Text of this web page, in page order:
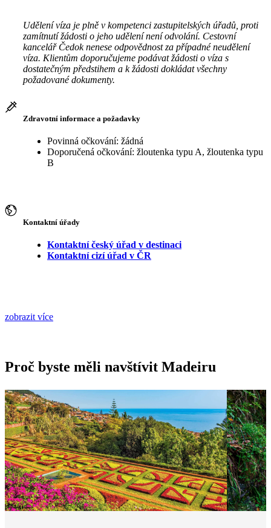
Udělení víza je plně v kompetenci zastupitelských úřadů, proti
zamítnutí žádosti o jeho udělení není odvolání. Cestovní
kancelář Čedok nenese odpovědnost za případné neudělení
víza. Klientům doporučujeme podávat žádosti o víza s
dostatečným předstihem a k žádosti dokládat všechny
požadované dokumenty.
Zdravotní informace a požadavky
Povinná očkování: žádná
Doporučená očkování: žloutenka typu A, žloutenka typu
B
Kontaktní úřady
Kontaktní český úřad v destinaci
Kontaktní cizí úřad v ČR
zobrazit více
Proč byste měli navštívit Madeiru